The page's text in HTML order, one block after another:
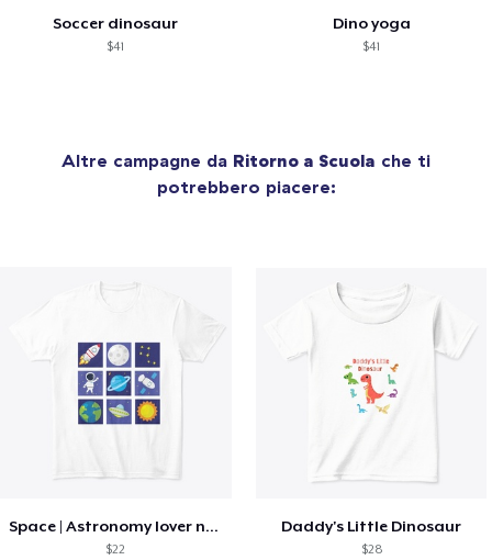
Soccer dinosaur
$41
Dino yoga
$41
Altre campagne da Ritorno a Scuola che ti
potrebbero piacere:
Space | Astronomy lover nice summer tee
$22
Daddy's Little Dinosaur
$28